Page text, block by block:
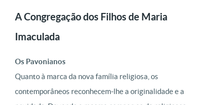
A Congregação dos Filhos de Maria
Imaculada
Os Pavonianos
Quanto à marca da nova família religiosa, os
contemporâneos reconhecem-lhe a originalidade e a